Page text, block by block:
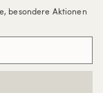
besondere Aktionen